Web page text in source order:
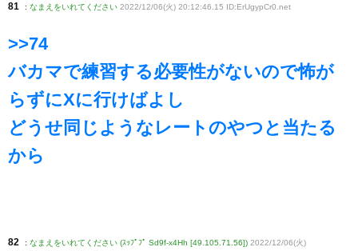
81 : なまえをいれてください 2022/12/06(火) 20:12:46.15 ID:ErUgypCr0.net
>>74
バカマで練習する必要性がないので怖が
らずにXに行けばよし
どうせ同じようなレートのやつと当たる
から
82 : なまえをいれてください (ｽｯﾌﾟﾌﾟ Sd9f-x4Hh [49.105.71.56]) 2022/12/06(火)